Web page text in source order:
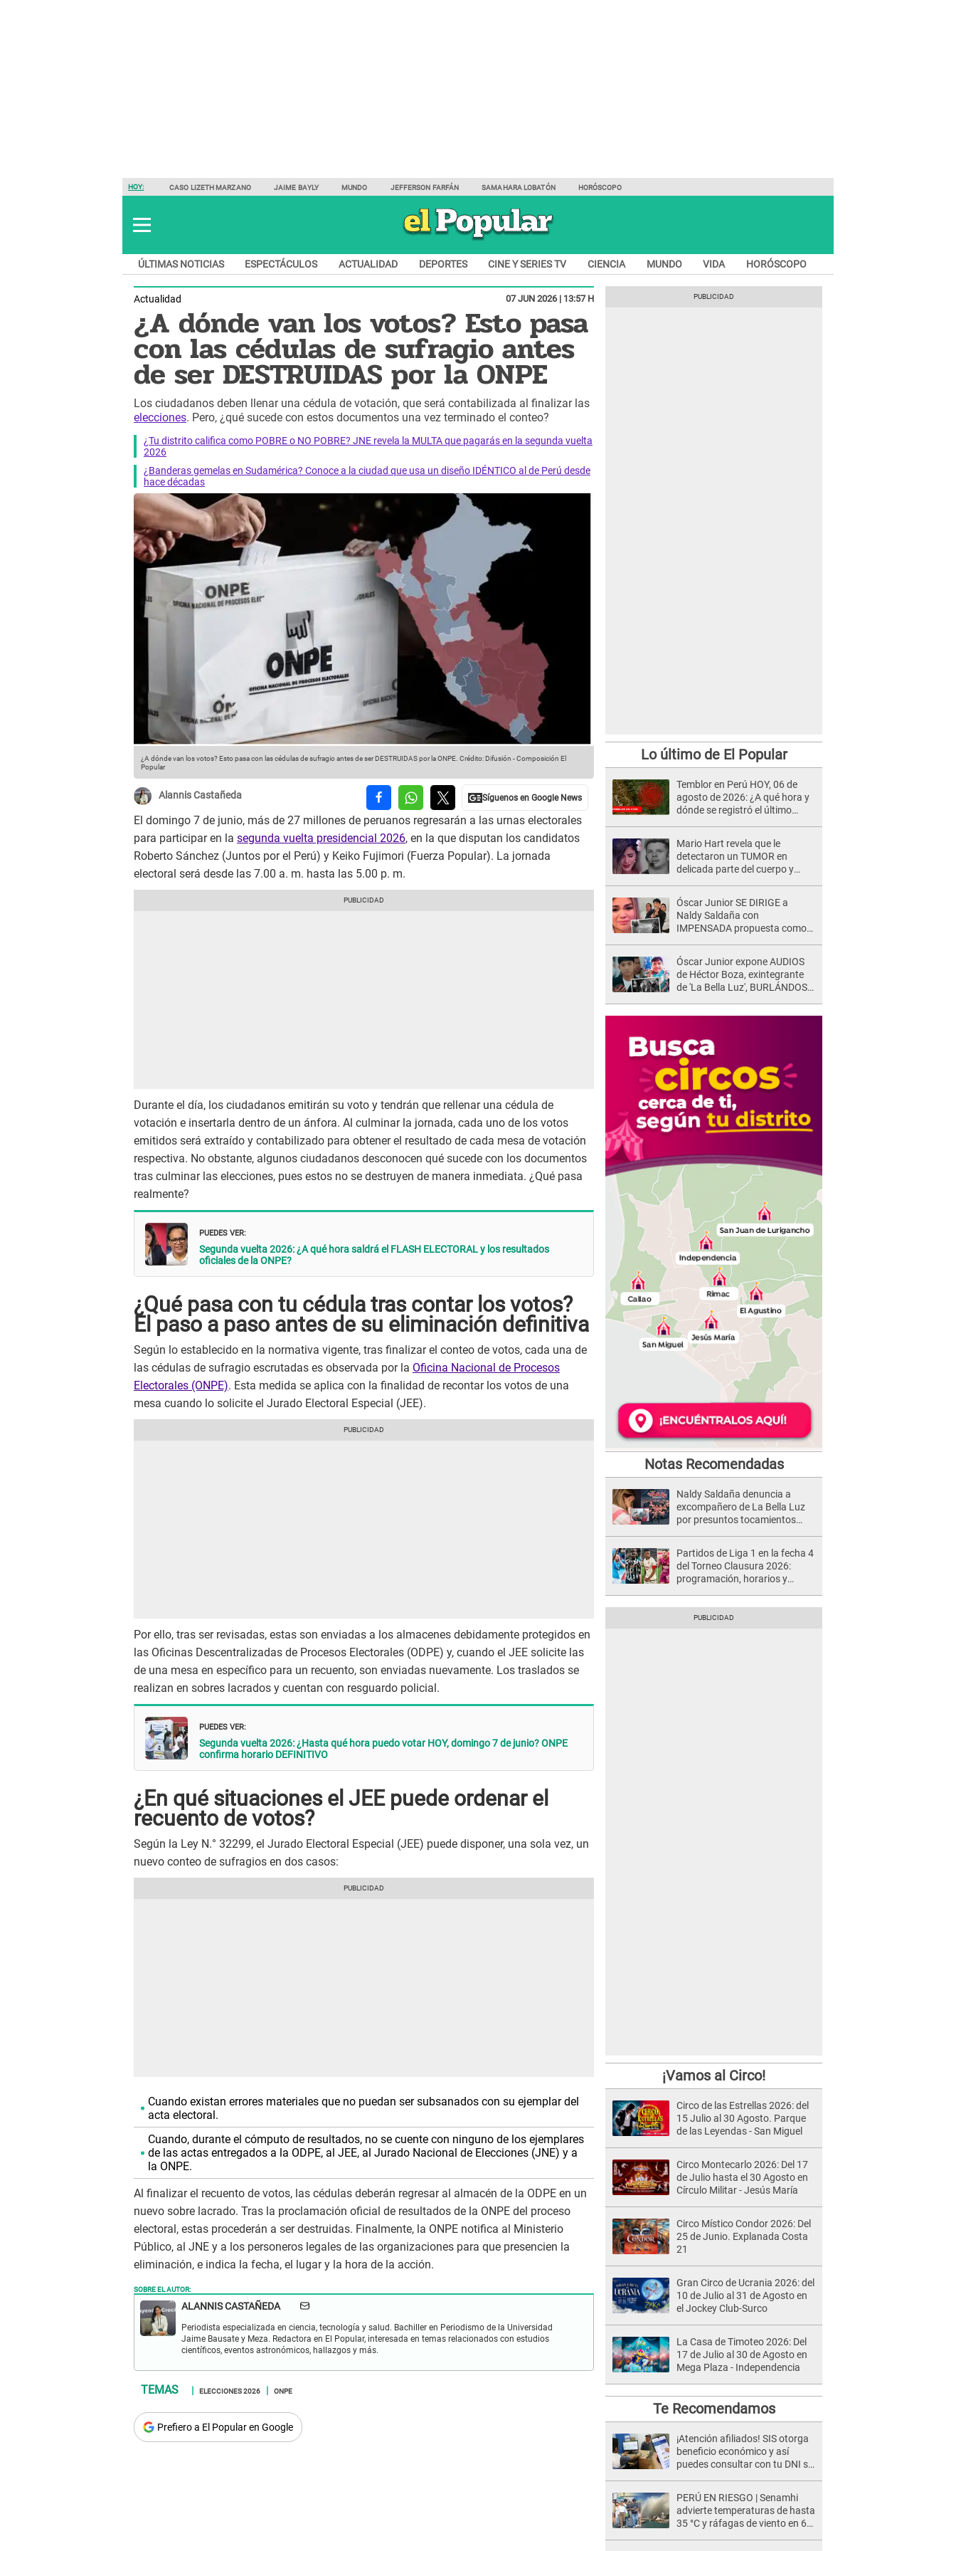
HOY: CASO LIZETH MARZANO JAIME BAYLY MUNDO JEFFERSON FARFÁN SAMAHARA LOBATÓN HORÓSCOPO
ÚLTIMAS NOTICIAS ESPECTÁCULOS ACTUALIDAD DEPORTES CINE Y SERIES TV CIENCIA MUNDO VIDA HORÓSCOPO
Actualidad 07 JUN 2026 | 13:57 H
¿A dónde van los votos? Esto pasa
con las cédulas de sufragio antes
de ser DESTRUIDAS por la ONPE
Los ciudadanos deben llenar una cédula de votación, que será contabilizada al finalizar las
elecciones. Pero, ¿qué sucede con estos documentos una vez terminado el conteo?
¿Tu distrito califica como POBRE o NO POBRE? JNE revela la MULTA que pagarás en la segunda vuelta
2026
¿Banderas gemelas en Sudamérica? Conoce a la ciudad que usa un diseño IDÉNTICO al de Perú desde
hace décadas
¿A dónde van los votos? Esto pasa con las cédulas de sufragio antes de ser DESTRUIDAS por la ONPE. Crédito: Difusión - Composición El
Popular
Alannis Castañeda
El domingo 7 de junio, más de 27 millones de peruanos regresarán a las urnas electorales
para participar en la segunda vuelta presidencial 2026, en la que disputan los candidatos
Roberto Sánchez (Juntos por el Perú) y Keiko Fujimori (Fuerza Popular). La jornada
electoral será desde las 7.00 a. m. hasta las 5.00 p. m.
Durante el día, los ciudadanos emitirán su voto y tendrán que rellenar una cédula de
votación e insertarla dentro de un ánfora. Al culminar la jornada, cada uno de los votos
emitidos será extraído y contabilizado para obtener el resultado de cada mesa de votación
respectiva. No obstante, algunos ciudadanos desconocen qué sucede con los documentos
tras culminar las elecciones, pues estos no se destruyen de manera inmediata. ¿Qué pasa
realmente?
PUEDES VER:
Segunda vuelta 2026: ¿A qué hora saldrá el FLASH ELECTORAL y los resultados
oficiales de la ONPE?
¿Qué pasa con tu cédula tras contar los votos?
El paso a paso antes de su eliminación definitiva
Según lo establecido en la normativa vigente, tras finalizar el conteo de votos, cada una de
las cédulas de sufragio escrutadas es observada por la Oficina Nacional de Procesos
Electorales (ONPE). Esta medida se aplica con la finalidad de recontar los votos de una
mesa cuando lo solicite el Jurado Electoral Especial (JEE).
Por ello, tras ser revisadas, estas son enviadas a los almacenes debidamente protegidos en
las Oficinas Descentralizadas de Procesos Electorales (ODPE) y, cuando el JEE solicite las
de una mesa en específico para un recuento, son enviadas nuevamente. Los traslados se
realizan en sobres lacrados y cuentan con resguardo policial.
PUEDES VER:
Segunda vuelta 2026: ¿Hasta qué hora puedo votar HOY, domingo 7 de junio? ONPE
confirma horario DEFINITIVO
¿En qué situaciones el JEE puede ordenar el
recuento de votos?
Según la Ley N.° 32299, el Jurado Electoral Especial (JEE) puede disponer, una sola vez, un
nuevo conteo de sufragios en dos casos:
Cuando existan errores materiales que no puedan ser subsanados con su ejemplar del
acta electoral.
Cuando, durante el cómputo de resultados, no se cuente con ninguno de los ejemplares
de las actas entregados a la ODPE, al JEE, al Jurado Nacional de Elecciones (JNE) y a
la ONPE.
Al finalizar el recuento de votos, las cédulas deberán regresar al almacén de la ODPE en un
nuevo sobre lacrado. Tras la proclamación oficial de resultados de la ONPE del proceso
electoral, estas procederán a ser destruidas. Finalmente, la ONPE notifica al Ministerio
Público, al JNE y a los personeros legales de las organizaciones para que presencien la
eliminación, e indica la fecha, el lugar y la hora de la acción.
SOBRE EL AUTOR:
ALANNIS CASTAÑEDA
Periodista especializada en ciencia, tecnología y salud. Bachiller en Periodismo de la Universidad
Jaime Bausate y Meza. Redactora en El Popular, interesada en temas relacionados con estudios
científicos, eventos astronómicos, hallazgos y más.
ELECCIONES 2026 ONPE
Prefiero a El Popular en Google
Lo último de El Popular
Temblor en Perú HOY, 06 de
agosto de 2026: ¿A qué hora y
dónde se registró el último
Mario Hart revela que le
detectaron un TUMOR en
delicada parte del cuerpo y
muy fuertes..."
Óscar Junior SE DIRIGE a
Naldy Saldaña con
IMPENSADA propuesta como
denuncia: "Otro tipo de ley..."
Óscar Junior expone AUDIOS
de Héctor Boza, exintegrante
de 'La Bella Luz', BURLÁNDOSE
Notas Recomendadas
Naldy Saldaña denuncia a
excompañero de La Bella Luz
por presuntos tocamientos
Partidos de Liga 1 en la fecha 4
del Torneo Clausura 2026:
programación, horarios y
¡Vamos al Circo!
Circo de las Estrellas 2026: del
15 Julio al 30 Agosto. Parque
de las Leyendas - San Miguel
Circo Montecarlo 2026: Del 17
de Julio hasta el 30 Agosto en
Círculo Militar - Jesús María
Circo Místico Condor 2026: Del
25 de Junio. Explanada Costa
21
Gran Circo de Ucrania 2026: del
10 de Julio al 31 de Agosto en
el Jockey Club-Surco
La Casa de Timoteo 2026: Del
17 de Julio al 30 de Agosto en
Mega Plaza - Independencia
Te Recomendamos
¡Atención afiliados! SIS otorga
beneficio económico y así
puedes consultar con tu DNI si
PERÚ EN RIESGO | Senamhi
advierte temperaturas de hasta
35 °C y ráfagas de viento en 6